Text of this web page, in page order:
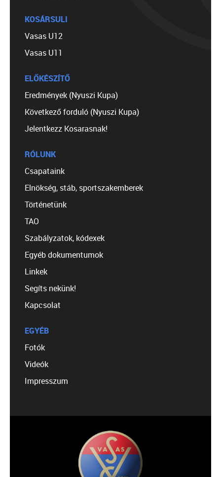
KOSÁRSULI
Vasas U12
Vasas U11
ELŐKÉSZÍTŐ
Eredmények (Nyuszi Kupa)
Következő forduló (Nyuszi Kupa)
Jelentkezz Kosarasnak!
RÓLUNK
Csapataink
Elnökség, stáb, sportszakemberek
Történetünk
TAO
Szabályzatok, kódexek
Egyéb dokumentumok
Linkek
Segíts nekünk!
Kapcsolat
EGYÉB
Fotók
Videók
Impresszum